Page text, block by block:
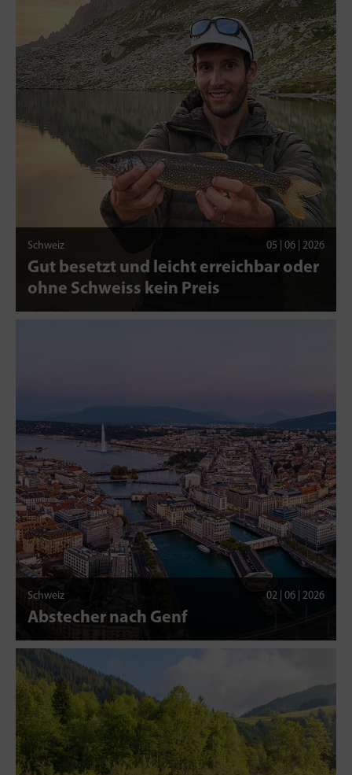
Schweiz 05 | 06 | 2026
Gut besetzt und leicht erreichbar oder
ohne Schweiss kein Preis
Schweiz 02 | 06 | 2026
Abstecher nach Genf